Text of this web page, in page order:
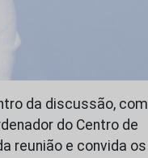
da discussão, com
do Centro de
reunião e convida os